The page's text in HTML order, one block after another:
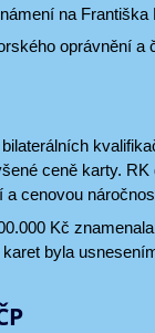
na Františka
oprávnění a
ceně karty.
cenovou
Kč
byla